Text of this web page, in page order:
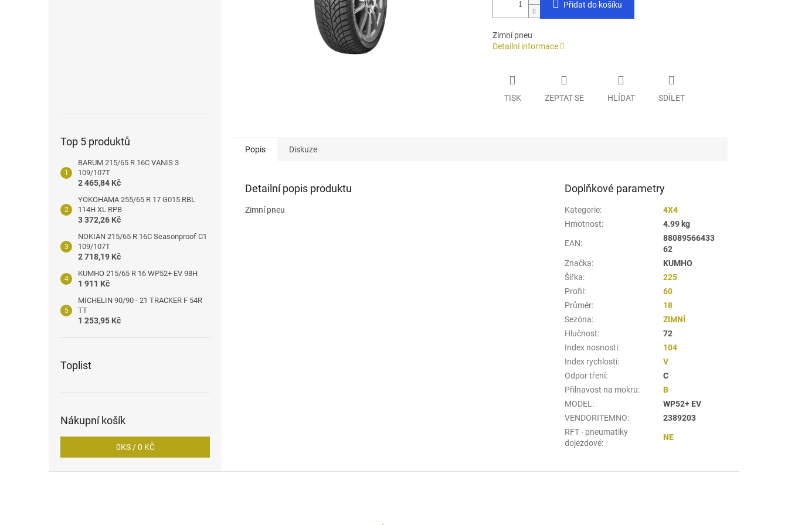
Top 5 produktů
BARUM 215/65 R 16C VANIS 3
109/107T
2 465,84 Kč
YOKOHAMA 255/65 R 17 G015 RBL
114H XL RPB
3 372,26 Kč
NOKIAN 215/65 R 16C Seasonproof C1
109/107T
2 718,19 Kč
KUMHO 215/65 R 16 WP52+ EV 98H
1 911 Kč
MICHELIN 90/90 - 21 TRACKER F 54R
TT
1 253,95 Kč
Toplist
Nákupní košík
0KS /0 KČ
Přidat do košíku
Zimní pneu
Detailní informace
TISK ZEPTAT SE HLÍDAT SDÍLET
Popis Diskuze
Detailní popis produktu
Zimní pneu
Doplňkové parametry
Kategorie:
4X4
Hmotnost: 4.99 kg
EAN:
88089566433
62
Značka:
KUMHO
Šířka:
225
Profil :
60
Průměr:
18
Sezóna:
ZIMNÍ
Hlučnost:
72
Index nosnosti:
104
Index rychlosti:
V
Odpor tření:
C
Přilnavost na mokru:
B
MODEL :
WP52+ EV
VENDORITEMNO:
2389203
RFT - pneumatiky
dojezdové:
NE